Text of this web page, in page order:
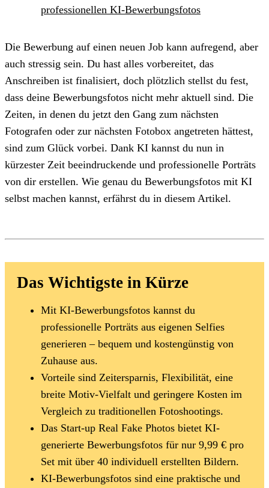
professionellen KI-Bewerbungsfotos
Die Bewerbung auf einen neuen Job kann aufregend, aber
auch stressig sein. Du hast alles vorbereitet, das
Anschreiben ist finalisiert, doch plötzlich stellst du fest,
dass deine Bewerbungsfotos nicht mehr aktuell sind. Die
Zeiten, in denen du jetzt den Gang zum nächsten
Fotografen oder zur nächsten Fotobox angetreten hättest,
sind zum Glück vorbei. Dank KI kannst du nun in
kürzester Zeit beeindruckende und professionelle Porträts
von dir erstellen. Wie genau du Bewerbungsfotos mit KI
selbst machen kannst, erfährst du in diesem Artikel.
Das Wichtigste in Kürze
Mit KI-Bewerbungsfotos kannst du
professionelle Porträts aus eigenen Selfies
generieren – bequem und kostengünstig von
Zuhause aus.
Vorteile sind Zeitersparnis, Flexibilität, eine
breite Motiv-Vielfalt und geringere Kosten im
Vergleich zu traditionellen Fotoshootings.
Das Start-up Real Fake Photos bietet KI-
generierte Bewerbungsfotos für nur 9,99 € pro
Set mit über 40 individuell erstellten Bildern.
KI-Bewerbungsfotos sind eine praktische und